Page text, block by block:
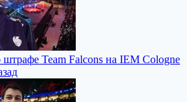
штрафе Team Falcons на IEM Cologne